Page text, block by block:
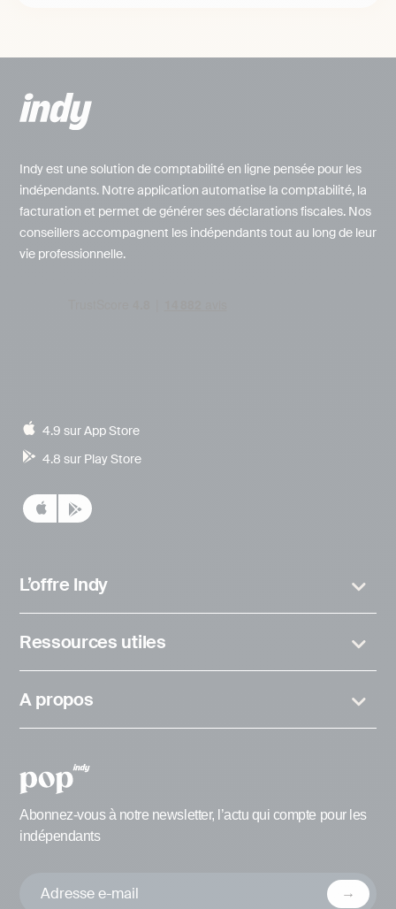
Indy est une solution de comptabilité en ligne pensée pour les
indépendants. Notre application automatise la comptabilité, la
facturation et permet de générer ses déclarations fiscales. Nos
conseillers accompagnent les indépendants tout au long de leur
vie professionnelle.
4.9 sur App Store
4.8 sur Play Store
L’offre Indy
Ressources utiles
A propos
Abonnez-vous à notre newsletter, l’actu qui compte pour les
indépendants